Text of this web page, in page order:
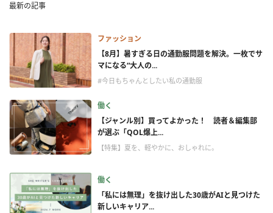
最新の記事
ファッション
【8月】暑すぎる日の通勤服問題を解決。一枚でサ
マになる“大人の...
#今日もちゃんとしたい私の通勤服
働く
【ジャンル別】買ってよかった！ 読者＆編集部
が選ぶ「QOL爆上...
【特集】夏を、軽やかに、おしゃれに。
働く
「私には無理」を抜け出した30歳がAIと見つけた
新しいキャリア...